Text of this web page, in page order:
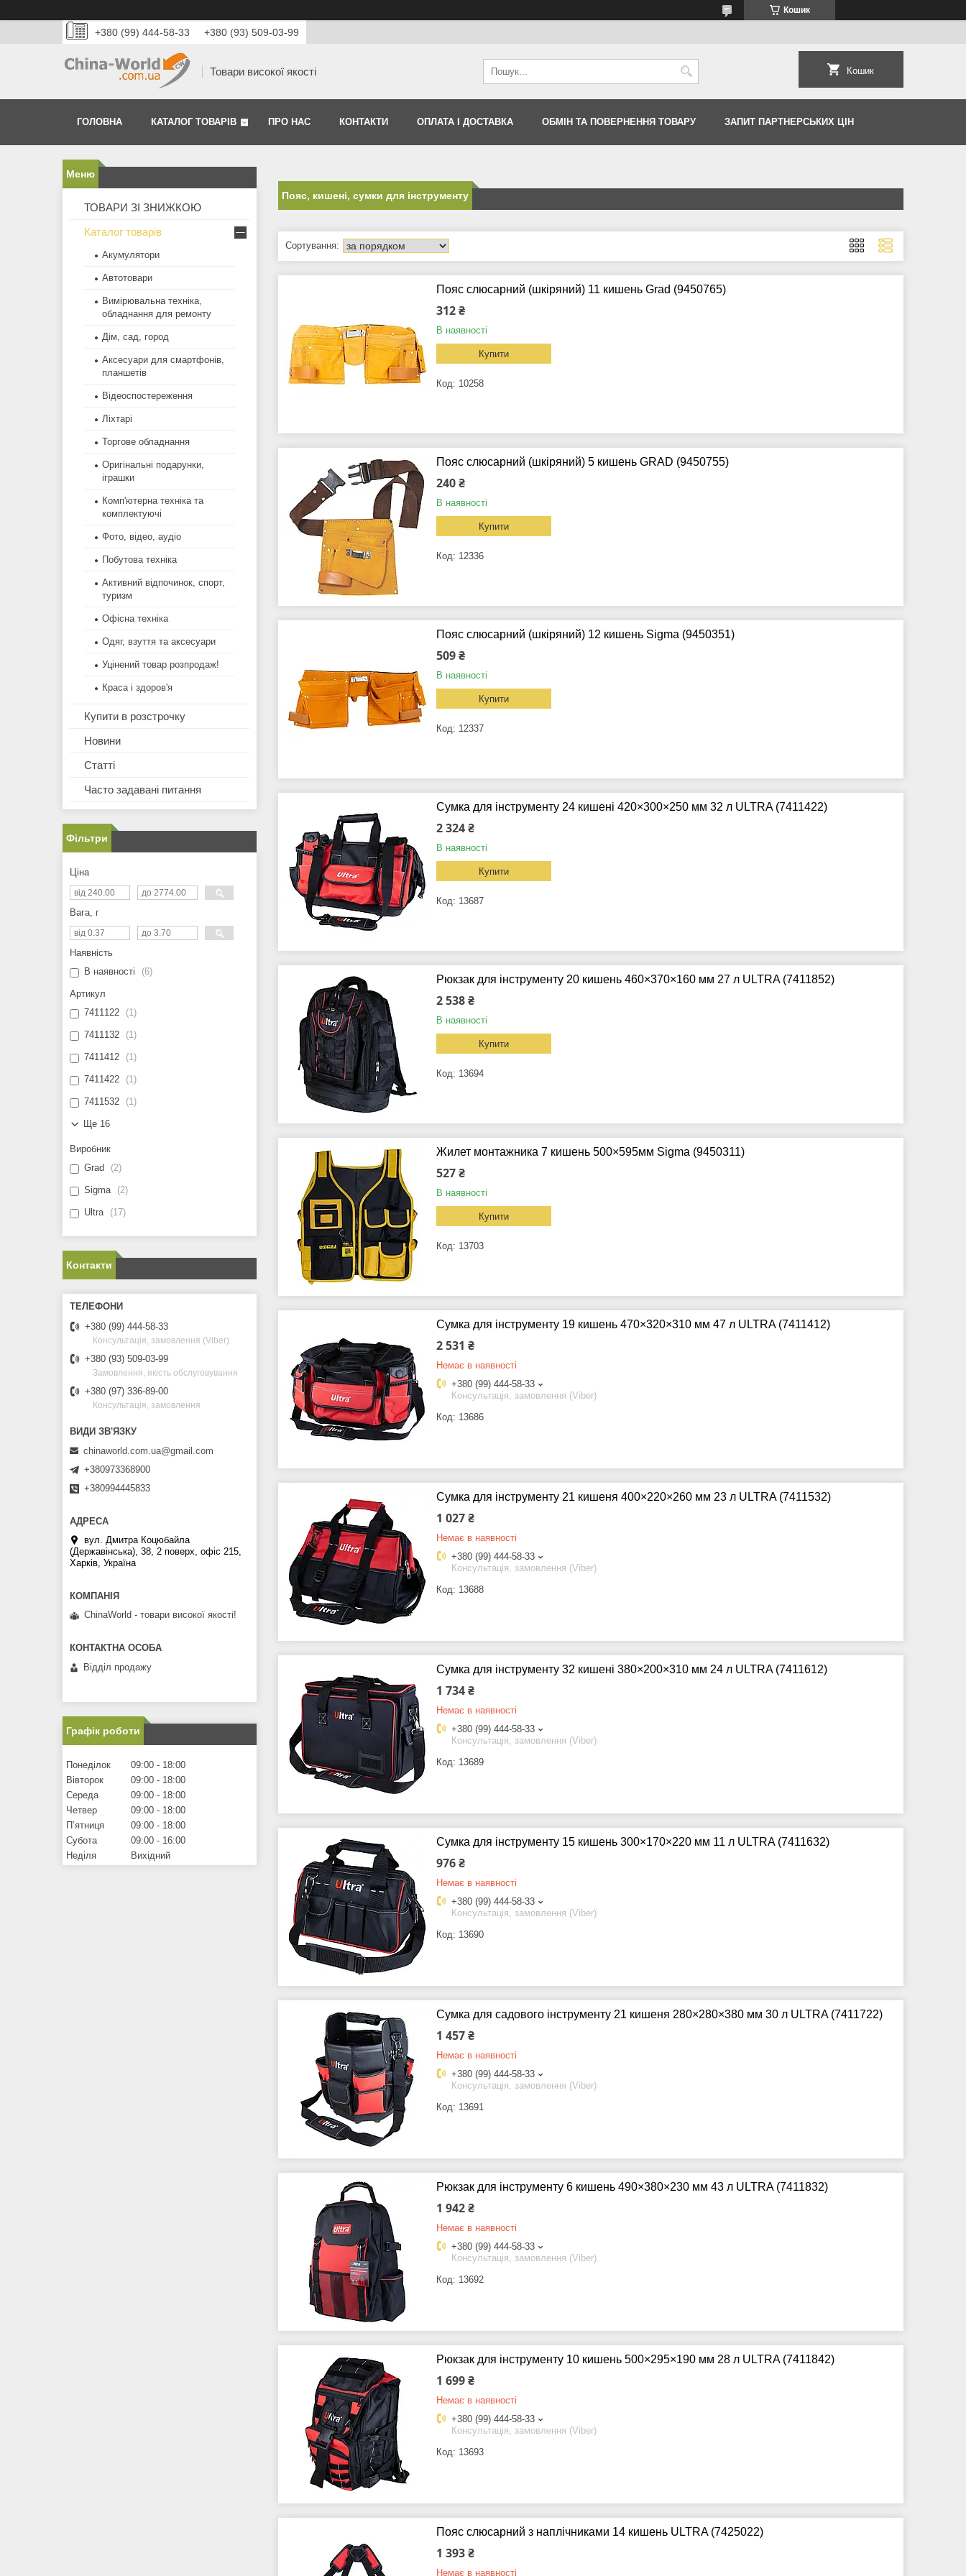
Кошик
+380 (99) 444-58-33 +380 (93) 509-03-99
Товари високої якості Кошик
ГОЛОВНА КАТАЛОГ ТОВАРІВ ПРО НАС КОНТАКТИ ОПЛАТА І ДОСТАВКА ОБМІН ТА ПОВЕРНЕННЯ ТОВАРУ ЗАПИТ ПАРТНЕРСЬКИХ ЦІН
Пояс, кишені, сумки для інструменту
Пояс слюсарний (шкіряний) 11 кишень Grad (9450765)
312 ₴
В наявності
Купити
10258
Пояс слюсарний (шкіряний) 5 кишень GRAD (9450755)
240 ₴
В наявності
Купити
12336
Пояс слюсарний (шкіряний) 12 кишень Sigma (9450351)
509 ₴
В наявності
Купити
12337
Сумка для інструменту 24 кишені 420×300×250 мм 32 л ULTRA (7411422)
2 324 ₴
В наявності
Купити
13687
Рюкзак для інструменту 20 кишень 460×370×160 мм 27 л ULTRA (7411852)
2 538 ₴
В наявності
Купити
13694
Жилет монтажника 7 кишень 500×595мм Sigma (9450311)
527 ₴
В наявності
Купити
13703
Сумка для інструменту 19 кишень 470×320×310 мм 47 л ULTRA (7411412)
2 531 ₴
Немає в наявності
+380 (99) 444-58-33
Консультація, замовлення (Viber)
13686
Сумка для інструменту 21 кишеня 400×220×260 мм 23 л ULTRA (7411532)
1 027 ₴
Немає в наявності
+380 (99) 444-58-33
Консультація, замовлення (Viber)
13688
Сумка для інструменту 32 кишені 380×200×310 мм 24 л ULTRA (7411612)
1 734 ₴
Немає в наявності
+380 (99) 444-58-33
Консультація, замовлення (Viber)
13689
Сумка для інструменту 15 кишень 300×170×220 мм 11 л ULTRA (7411632)
976 ₴
Немає в наявності
+380 (99) 444-58-33
Консультація, замовлення (Viber)
13690
Сумка для садового інструменту 21 кишеня 280×280×380 мм 30 л ULTRA (7411722)
1 457 ₴
Немає в наявності
+380 (99) 444-58-33
Консультація, замовлення (Viber)
13691
Рюкзак для інструменту 6 кишень 490×380×230 мм 43 л ULTRA (7411832)
1 942 ₴
Немає в наявності
+380 (99) 444-58-33
Консультація, замовлення (Viber)
13692
Рюкзак для інструменту 10 кишень 500×295×190 мм 28 л ULTRA (7411842)
1 699 ₴
Немає в наявності
+380 (99) 444-58-33
Консультація, замовлення (Viber)
13693
Пояс слюсарний з наплічниками 14 кишень ULTRA (7425022)
1 393 ₴
Немає в наявності
ТОВАРИ ЗІ ЗНИЖКОЮ
Каталог товарів
Акумулятори
Автотовари
Вимірювальна техніка,
обладнання для ремонту
Дім, сад, город
Аксесуари для смартфонів,
планшетів
Відеоспостереження
Ліхтарі
Торгове обладнання
Оригінальні подарунки,
іграшки
Комп'ютерна техніка та
комплектуючі
Фото, відео, аудіо
Побутова техніка
Активний відпочинок, спорт,
туризм
Офісна техніка
Одяг, взуття та аксесуари
Уцінений товар розпродаж!
Краса і здоров'я
Купити в розстрочку
Новини
Статті
Часто задавані питання
Фільтри
Ціна
Вага, г
Наявність
В наявності
6
Артикул
7411122
1
7411132 1
7411412 1
7411422 1
7411532 1
Ще 16
Виробник
Grad
2
Sigma 2
Ultra 17
Контакти
+380 (99) 444-58-33
Консультація, замовлення (Viber)
+380 (93) 509-03-99
Замовлення, якість обслуговування
+380 (97) 336-89-00
Консультація, замовлення
chinaworld.com.ua@gmail.com
+380973368900
+380994445833
вул. Дмитра Коцюбайла
(Державінська), 38, 2 поверх, офіс 215,
Харків, Україна
ChinaWorld - товари високої якості!
Відділ продажу
Графік роботи
Понеділок 09:00
18:00
Вівторок
09:00
18:00
Середа
09:00
18:00
Четвер
09:00
18:00
Пʼятниця
09:00
18:00
Субота
09:00
16:00
Неділя
Вихідний